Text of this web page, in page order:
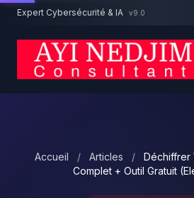
Aller au contenu principal
Expert Cybersécurité & IA v9.0
Accueil / Articles /
Déchiffrer
Complet + Outil Gratuit
Un projet cybersécurité ?